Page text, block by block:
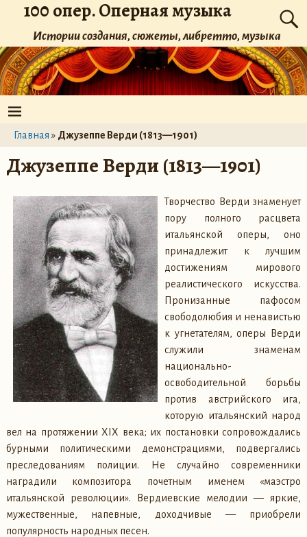
100 опер. Оперная музыка
Истории создания, сюжеты, либретто, музыка
Главная » Джузеппе Верди (1813—1901)
Джузеппе Верди (1813—1901)
Творчество Верди знаменует
пору полного расцвета
итальянской оперы, оно
принадлежит к лучшим
достижениям мирового
реалистического искусства.
Пронизанные пафосом
свободолюбия и ненавистью
к угнетателям, оперы Верди
служили знаменам
национально-
освободительной борьбы
против австрийского ига,
которую итальянский народ
вел на протяжении XIX века; их постановки сопровождались
бурными политическими демонстрациями, подвергались
преследованиям полиции. Не случайно современники
наградили композитора почетным именем «маэстро
итальянской революции». Вердиевские мелодии — яркие,
мужественные, напевные, доходчивые — приобрели
популярность народных песен.